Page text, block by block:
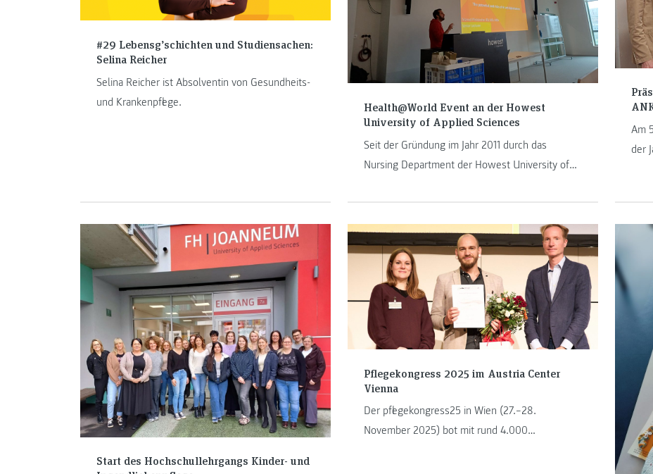
#29 Lebensg’schichten und Studiensachen:
Selina Reicher
Selina Reicher ist Absolventin von Gesundheits-
und Krankenpflege.
Health@World Event an der Howest
University of Applied Sciences
Seit der Gründung im Jahr 2011 durch das
Nursing Department der Howest University of
Partnerinstitutionen weltweit entwickelt. Im
Rahmen der RUN-EU-Allianz wird dieses
Netzwerk kontinuierlich erweitert. Manuel
Pfeilstecher und Thomas Findling, Lehrende der
FH JOANNEUM Graz, nahmen erneut an diesem
Event teil.
Am
der
Start des Hochschullehrgangs Kinder- und
Pflegekongress 2025 im Austria Center
Vienna
Der pflegekongress25 in Wien (27.–28.
November 2025) bot mit rund 4.000